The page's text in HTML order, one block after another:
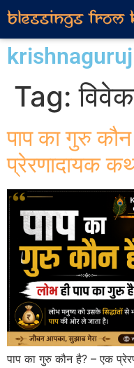
Tag:
पाप का गुरु
प्रेरणादायक
पाप का गुरु कौन है? – एक